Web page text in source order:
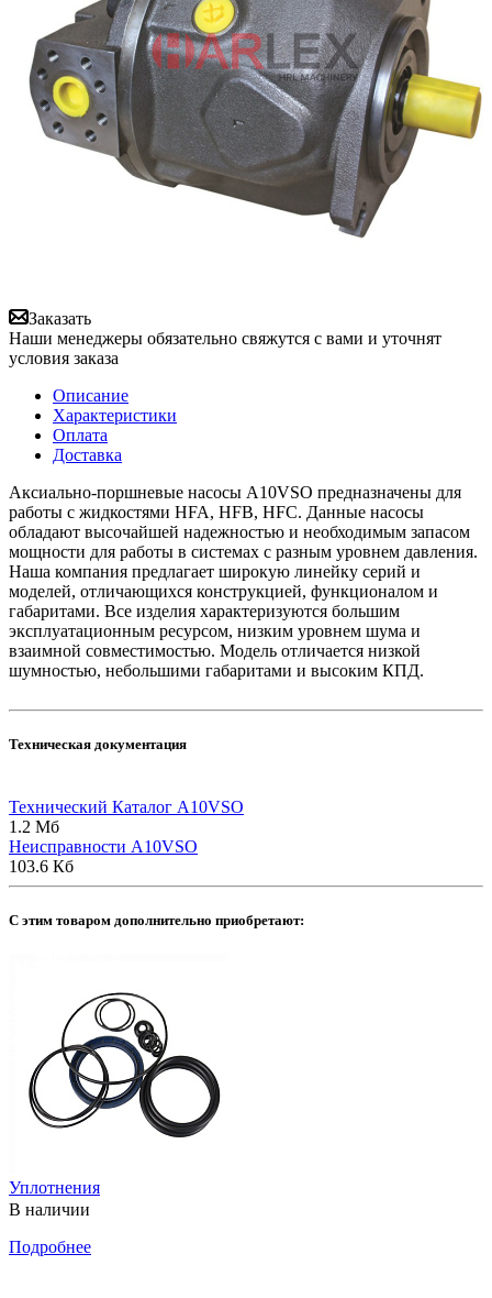
Заказать
Наши менеджеры обязательно свяжутся с вами и уточнят
условия заказа
Описание
Характеристики
Оплата
Доставка
Аксиально-поршневые насосы A10VSO предназначены для
работы с жидкостями HFA, HFB, HFC. Данные насосы
обладают высочайшей надежностью и необходимым запасом
мощности для работы в системах с разным уровнем давления.
Наша компания предлагает широкую линейку серий и
моделей, отличающихся конструкцией, функционалом и
габаритами. Все изделия характеризуются большим
эксплуатационным ресурсом, низким уровнем шума и
взаимной совместимостью. Модель отличается низкой
шумностью, небольшими габаритами и высоким КПД.
Техническая документация
Технический Каталог A10VSO
1.2 Мб
Неисправности A10VSO
103.6 Кб
C этим товаром дополнительно приобретают:
Уплотнения
В наличии
Подробнее